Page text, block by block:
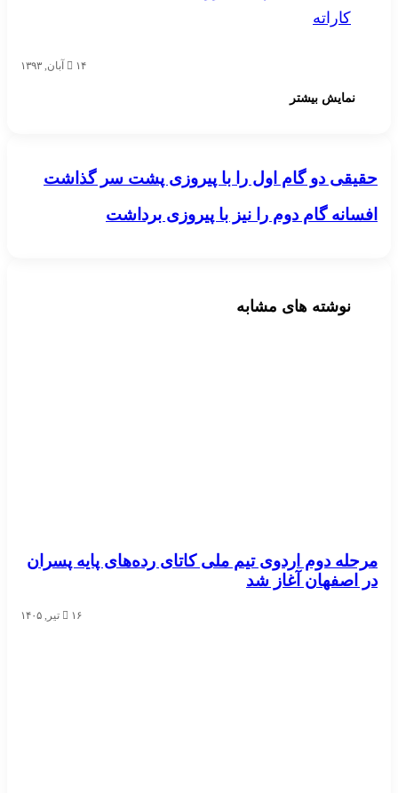
کاراته
نمایش بیشتر
حقیقی دو گام اول را با پیروزی پشت سر گذاشت
حقیقی دو گام اول را با پیروزی پشت سر گذاشت
افسانه گام دوم را نیز با پیروزی برداشت
افسانه گام دوم را نیز با پیروزی برداشت
نوشته های مشابه
مرحله دوم اردوی تیم ملی کاتای رده‌های پایه پسران
در اصفهان آغاز شد